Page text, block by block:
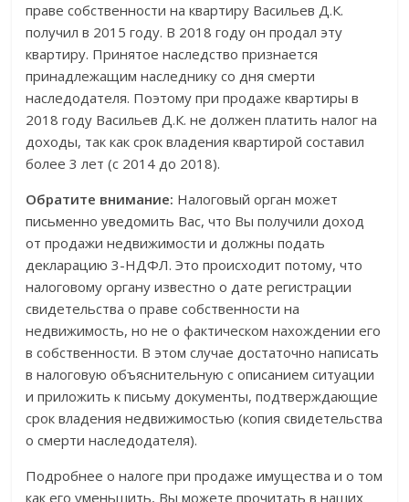
праве собственности на квартиру Васильев Д.К.
получил в 2015 году. В 2018 году он продал эту
квартиру. Принятое наследство признается
принадлежащим наследнику со дня смерти
наследодателя. Поэтому при продаже квартиры в
2018 году Васильев Д.К. не должен платить налог на
доходы, так как срок владения квартирой составил
более 3 лет (с 2014 до 2018).
Обратите внимание: Налоговый орган может
письменно уведомить Вас, что Вы получили доход
от продажи недвижимости и должны подать
декларацию 3-НДФЛ. Это происходит потому, что
налоговому органу известно о дате регистрации
свидетельства о праве собственности на
недвижимость, но не о фактическом нахождении его
в собственности. В этом случае достаточно написать
в налоговую объяснительную с описанием ситуации
и приложить к письму документы, подтверждающие
срок владения недвижимостью (копия свидетельства
о смерти наследодателя).
Подробнее о налоге при продаже имущества и о том
как его уменьшить, Вы можете прочитать в наших